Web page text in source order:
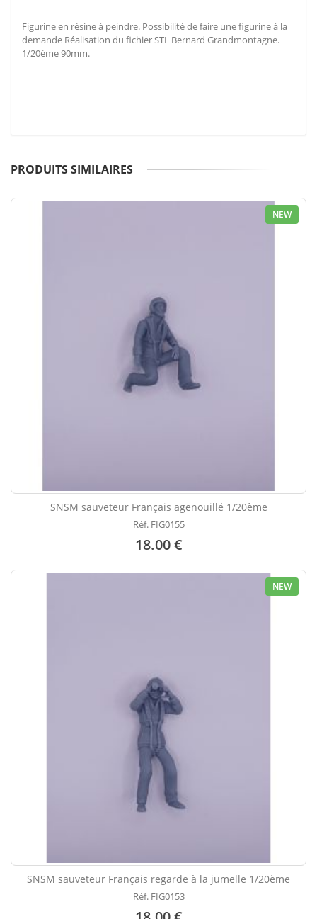
Figurine en résine à peindre. Possibilité de faire une figurine à la
demande Réalisation du fichier STL Bernard Grandmontagne.
1/20ème 90mm.
PRODUITS SIMILAIRES
NEW
SNSM sauveteur Français agenouillé 1/20ème
Réf. FIG0155
18.00 €
NEW
SNSM sauveteur Français regarde à la jumelle 1/20ème
Réf. FIG0153